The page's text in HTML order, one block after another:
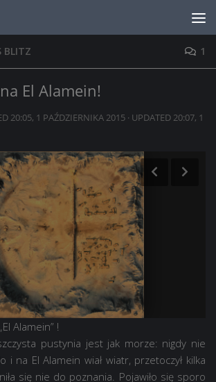
BLITZ 1
El Alamein!
20:05, 1 PAŹDZIERNIKA 2015 · UPDATED 20:07, 1
Alamein” !
pustynia jest jak morze: nigdy nie
i na El Alamein wiał wiatr, przetoczył kilka
się nie do poznania. Pojawiło się sporo